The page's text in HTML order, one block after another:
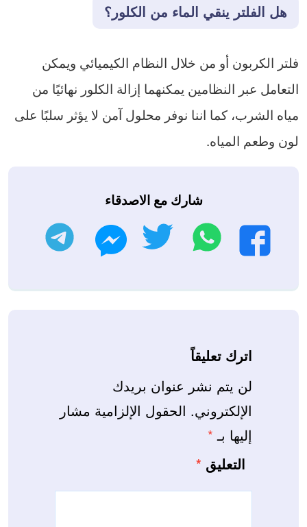
هل الفلتر ينقي الماء من الكلور؟
فلتر الكربون أو من خلال النظام الكيميائي ويمكن
التعامل عبر النظامين يمكنهما إزالة الكلور نهائيًا من
مياه الشرب، كما اننا نوفر محلول آمن لا يؤثر سلبًا على
لون وطعم المياه.
شارك مع الاصدقاء
فيسبوك
واتساب تويتر ماسنجر
اترك تعليقاً
لن يتم نشر عنوان بريدك
الإلكتروني. الحقول الإلزامية مشار
إليها بـ *
التعليق *